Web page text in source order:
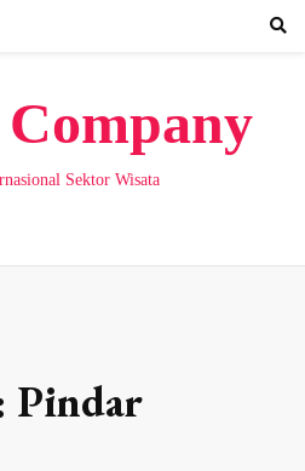
Sektor Wisata
Pindar